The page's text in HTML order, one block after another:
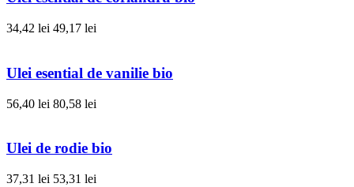
34,42 lei 49,17 lei
Ulei esential de vanilie bio
56,40 lei 80,58 lei
Ulei de rodie bio
37,31 lei 53,31 lei